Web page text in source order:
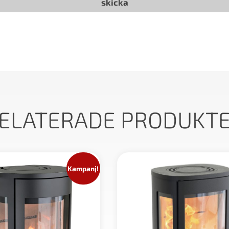
Kampanj!